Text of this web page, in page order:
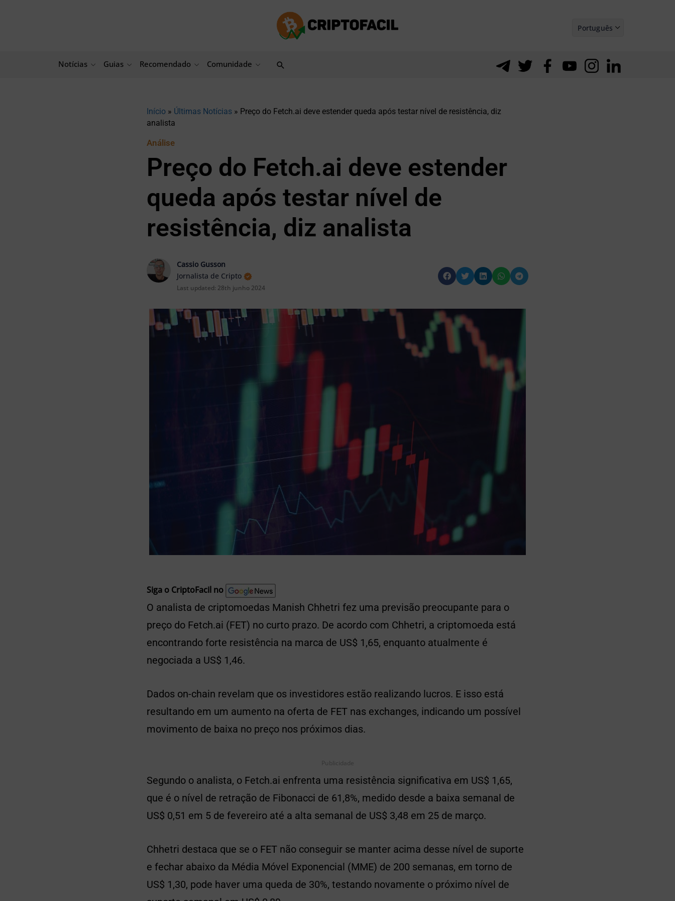
Português
Notícias Guias Recomendado Comunidade Pesquisar
Início » Últimas Notícias » Preço do Fetch.ai deve estender queda após testar nível de resistência, diz
analista
Análise
Preço do Fetch.ai deve estender
queda após testar nível de
resistência, diz analista
Cassio Gusson
Jornalista de Cripto
Last updated: 28th junho 2024
Siga o CriptoFacil no
O analista de criptomoedas Manish Chhetri fez uma previsão preocupante para o
preço do Fetch.ai (FET) no curto prazo. De acordo com Chhetri, a criptomoeda está
encontrando forte resistência na marca de US$ 1,65, enquanto atualmente é
negociada a US$ 1,46.
Dados on-chain revelam que os investidores estão realizando lucros. E isso está
resultando em um aumento na oferta de FET nas exchanges, indicando um possível
movimento de baixa no preço nos próximos dias.
Publicidade
Segundo o analista, o Fetch.ai enfrenta uma resistência significativa em US$ 1,65,
que é o nível de retração de Fibonacci de 61,8%, medido desde a baixa semanal de
US$ 0,51 em 5 de fevereiro até a alta semanal de US$ 3,48 em 25 de março.
Chhetri destaca que se o FET não conseguir se manter acima desse nível de suporte
e fechar abaixo da Média Móvel Exponencial (MME) de 200 semanas, em torno de
US$ 1,30, pode haver uma queda de 30%, testando novamente o próximo nível de